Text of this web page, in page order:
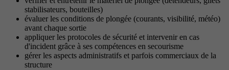
stabilisateurs, bouteilles)
évaluer les conditions de plongée (courants, visibilité, météo)
avant chaque sortie
appliquer les protocoles de sécurité et intervenir en cas
d'incident grâce à ses compétences en secourisme
gérer les aspects administratifs et parfois commerciaux de la
structure